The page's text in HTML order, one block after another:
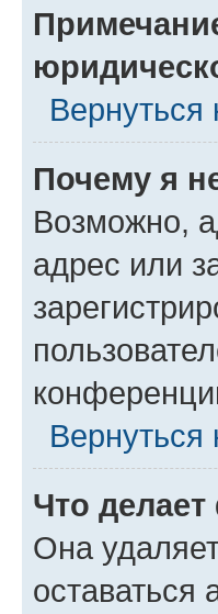
Вернуться
Почему я
Возможно,
адрес или
Вернуться
Что
Она
оставаться